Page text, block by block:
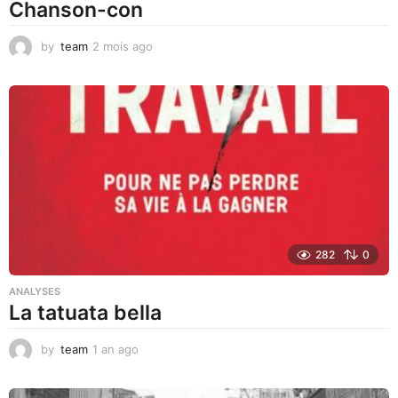
Chanson-con
by team 2 mois ago
s
a
282 0
ANALYSES
La tatuata bella
by team 1 an ago